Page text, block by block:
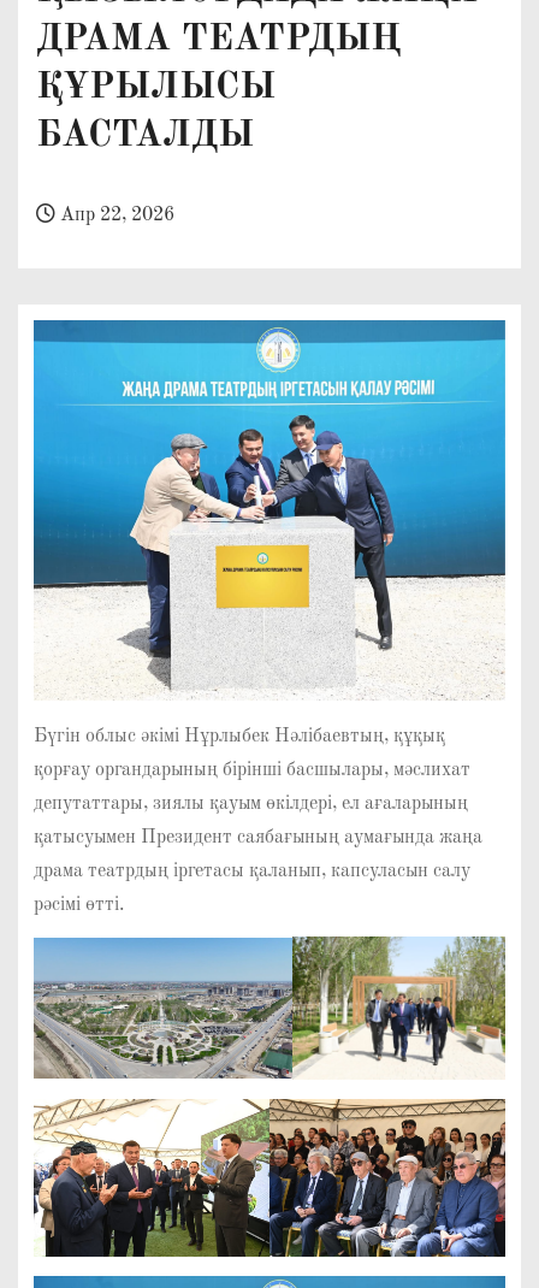
ДРАМА ТЕАТРДЫҢ
ҚҰРЫЛЫСЫ
БАСТАЛДЫ
Апр 22, 2026
Бүгін облыс әкімі Нұрлыбек Нәлібаевтың, құқық
қорғау органдарының бірінші басшылары, мәслихат
депутаттары, зиялы қауым өкілдері, ел ағаларының
қатысуымен Президент саябағының аумағында жаңа
драма театрдың іргетасы қаланып, капсуласын салу
рәсімі өтті.